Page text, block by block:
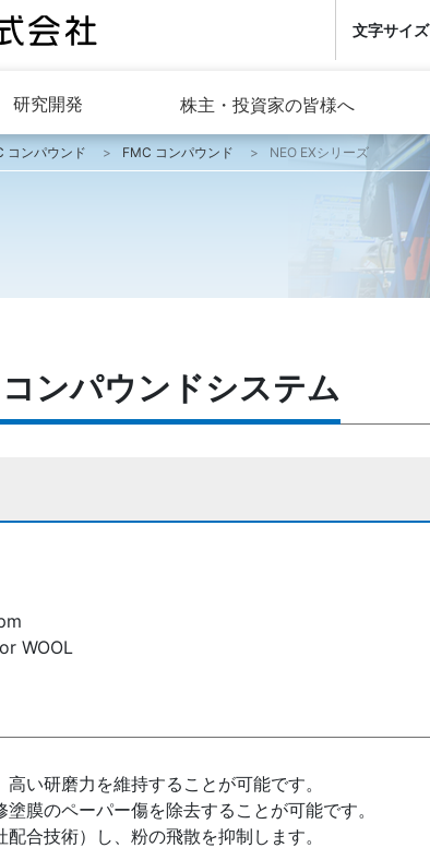
文字サイズ
研究開発 株主・投資家の皆様へ
コンパウンド FMC コンパウンド NEO EXシリーズ
ンパウンドシステム
WOOL
い研磨力を維持することが可能です。
膜のペーパー傷を除去することが可能です。
合技術）し、粉の飛散を抑制します。